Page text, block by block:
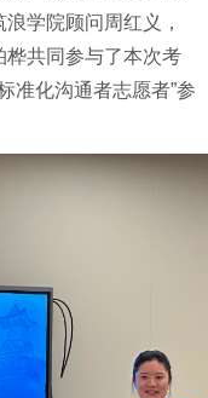
学院顾问周红义，
桦共同参与了本次考
准化沟通者志愿者”参